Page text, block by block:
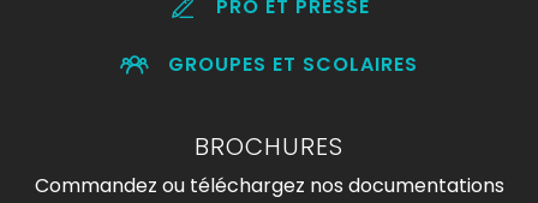
PRO ET PRESSE
GROUPES ET SCOLAIRES
BROCHURES
Commandez ou téléchargez nos documentations